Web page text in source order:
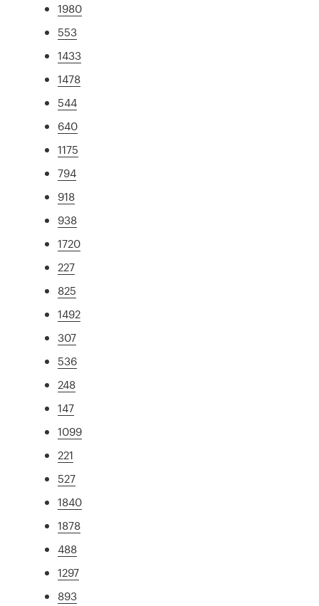
1980
553
1433
1478
544
640
1175
794
918
938
1720
227
825
1492
307
536
248
147
1099
221
527
1840
1878
488
1297
893